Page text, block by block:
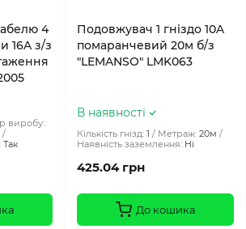
4
16A з/з
виробу:
Так
Подовжувач 1 гніздо 10A
помаранчевий 20м б/з
"LEMANSO" LMK063
В наявності
Кількість гнізд: 1 Метраж: 20м
Наявність заземлення: Ні
425.04 грн
До кошика